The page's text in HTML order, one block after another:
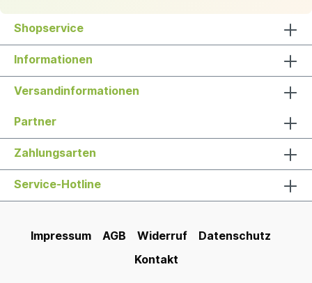
Shopservice
Informationen
Versandinformationen
Partner
Zahlungsarten
Service-Hotline
Impressum AGB Widerruf
Datenschutz
Kontakt